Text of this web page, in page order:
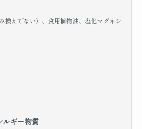
換えでない）、食用植物油、塩化マグネシ
ルギー物質